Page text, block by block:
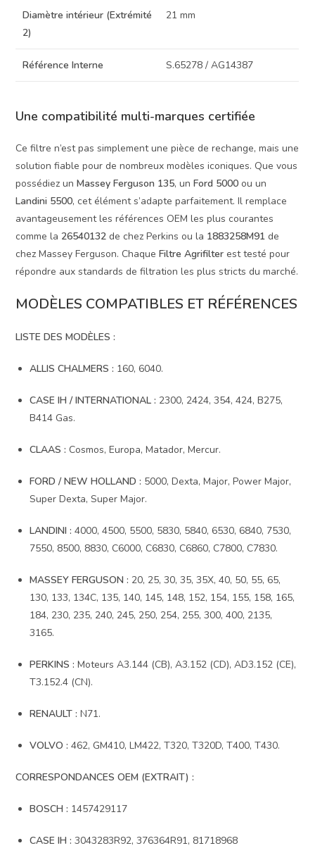
Diamètre intérieur (Extrémité
2)
21 mm
Référence Interne S.65278 / AG14387
Une compatibilité multi-marques certifiée
Ce filtre n’est pas simplement une pièce de rechange, mais une
solution fiable pour de nombreux modèles iconiques. Que vous
possédiez unMassey Ferguson 135, unFord 5000 ou un
Landini 5500, cet élément s’adapte parfaitement. Il remplace
avantageusement les références OEM les plus courantes
comme la 26540132 de chez Perkins ou la 1883258M91 de
chez Massey Ferguson. ChaqueFiltre Agrifilter est testé pour
répondre aux standards de filtration les plus stricts du marché.
MODÈLES COMPATIBLES ET RÉFÉRENCES
LISTE DES MODÈLES :
ALLIS CHALMERS : 160, 6040.
CASE IH / INTERNATIONAL : 2300, 2424, 354, 424, B275,
B414 Gas.
CLAAS : Cosmos, Europa, Matador, Mercur.
FORD / NEW HOLLAND : 5000, Dexta, Major, Power Major,
Super Dexta, Super Major.
LANDINI : 4000, 4500, 5500, 5830, 5840, 6530, 6840, 7530,
7550, 8500, 8830, C6000, C6830, C6860, C7800, C7830.
MASSEY FERGUSON : 20, 25, 30, 35, 35X, 40, 50, 55, 65,
130, 133, 134C, 135, 140, 145, 148, 152, 154, 155, 158, 165,
184, 230, 235, 240, 245, 250, 254, 255, 300, 400, 2135,
3165.
PERKINS : Moteurs A3.144 (CB), A3.152 (CD), AD3.152 (CE),
T3.152.4 (CN).
RENAULT : N71.
VOLVO : 462, GM410, LM422, T320, T320D, T400, T430.
CORRESPONDANCES OEM (EXTRAIT) :
BOSCH : 1457429117
CASE IH : 3043283R92, 376364R91, 81718968